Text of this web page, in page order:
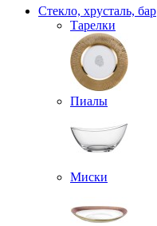
Стекло, хрусталь, бар
Тарелки
Пиалы
Миски